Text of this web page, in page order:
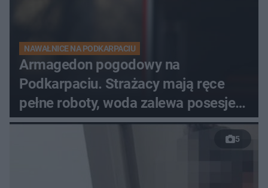
NAWAŁNICE NA PODKARPACIU
Armagedon pogodowy na
Podkarpaciu. Strażacy mają ręce
pełne roboty, woda zalewa posesje i
budynki
5